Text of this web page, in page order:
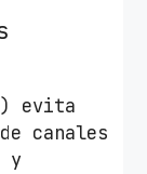
evita
canales
y